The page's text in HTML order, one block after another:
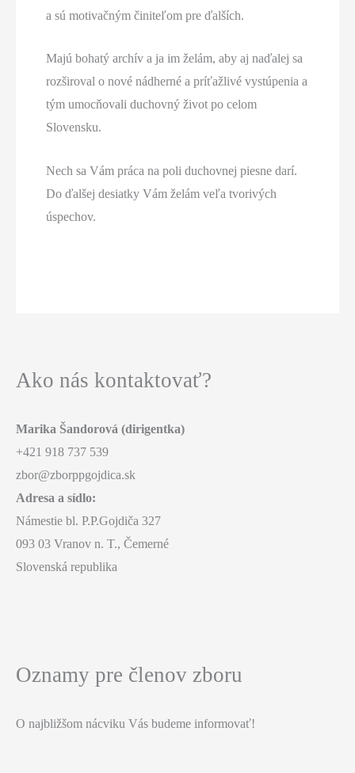
a sú motivačným činiteľom pre ďalších.
Majú bohatý archív a ja im želám, aby aj naďalej sa
rozširoval o nové nádherné a príťažlivé vystúpenia a
tým umocňovali duchovný život po celom
Slovensku.
Nech sa Vám práca na poli duchovnej piesne darí.
Do ďalšej desiatky Vám želám veľa tvorivých
úspechov.
Ako nás kontaktovať?
Marika Šandorová (dirigentka)
+421 918 737 539
zbor@zborppgojdica.sk
Adresa a sídlo:
Námestie bl. P.P.Gojdiča 327
093 03 Vranov n. T., Čemerné
Slovenská republika
Oznamy pre členov zboru
O najbližšom nácviku Vás budeme informovať!